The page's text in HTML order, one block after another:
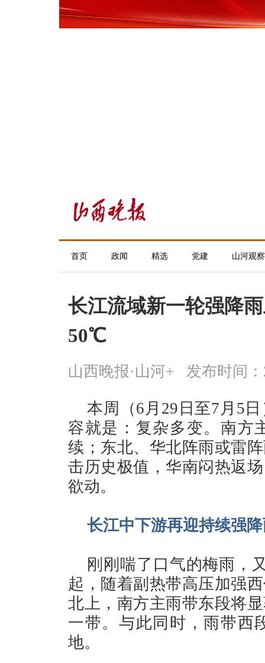
首页 政闻 精选 党建 山河观察
长江流域新一轮强降
50℃
山西晚报·山河+ 发布时间：
本周（6月29日至7月5
容就是：复杂多变。南方
续；东北、华北阵雨或雷
击历史极值，华南闷热返
欲动。
长江中下游再迎持续强
刚刚喘了口气的梅雨，
起，随着副热带高压加强
北上，南方主雨带东段将
一带。与此同时，雨带西
地。